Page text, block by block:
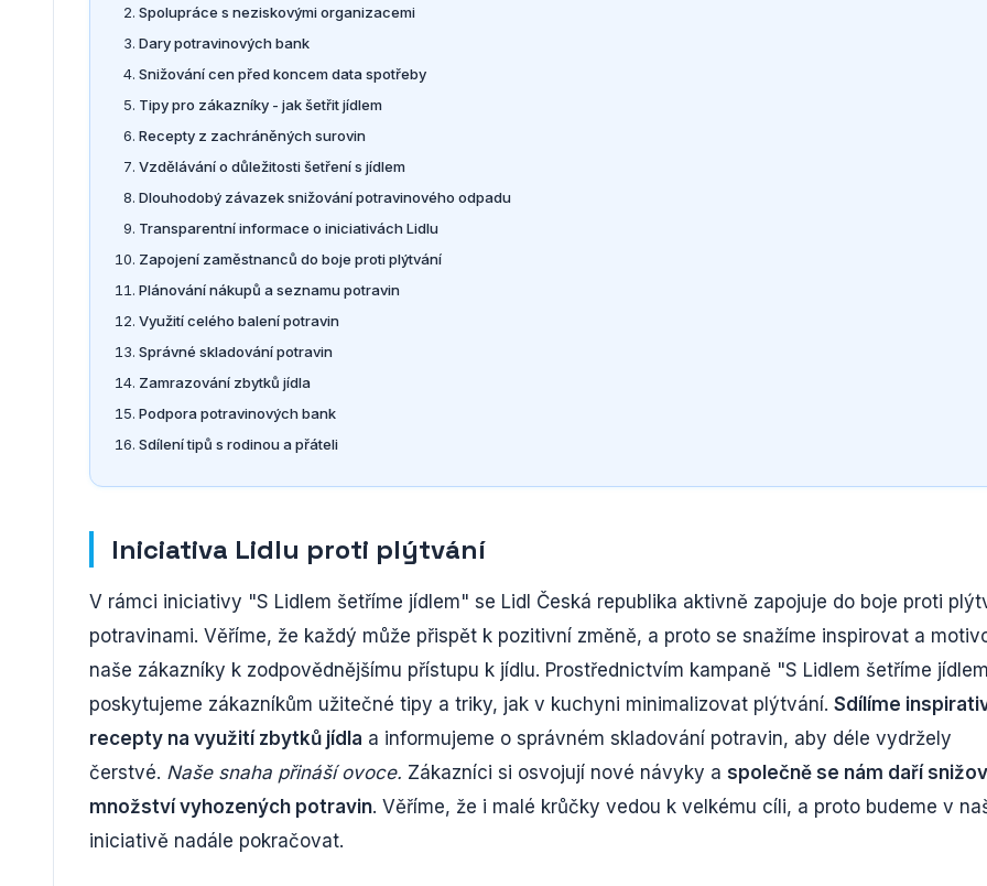
Spolupráce s neziskovými organizacemi
Dary potravinových bank
Snižování cen před koncem data spotřeby
Tipy pro zákazníky - jak šetřit jídlem
Recepty z zachráněných surovin
Vzdělávání o důležitosti šetření s jídlem
Dlouhodobý závazek snižování potravinového odpadu
Transparentní informace o iniciativách Lidlu
Zapojení zaměstnanců do boje proti plýtvání
Plánování nákupů a seznamu potravin
Využití celého balení potravin
Správné skladování potravin
Zamrazování zbytků jídla
Podpora potravinových bank
Sdílení tipů s rodinou a přáteli
Iniciativa Lidlu proti plýtvání
V rámci iniciativy "S Lidlem šetříme jídlem" se Lidl Česká republika aktivně zapojuje do boje proti
potravinami. Věříme, že každý může přispět k pozitivní změně, a proto se snažíme inspirovat a
naše zákazníky k zodpovědnějšímu přístupu k jídlu. Prostřednictvím kampaně "S Lidlem šetříme
poskytujeme zákazníkům užitečné tipy a triky, jak v kuchyni minimalizovat plýtvání. Sdílíme
recepty na využití zbytků jídla a informujeme o správném skladování potravin, aby déle vydržely
čerstvé. Naše snaha přináší ovoce. Zákazníci si osvojují nové návyky a společně se nám daří
množství vyhozených potravin. Věříme, že i malé krůčky vedou k velkému cíli, a proto budeme v
iniciativě nadále pokračovat.